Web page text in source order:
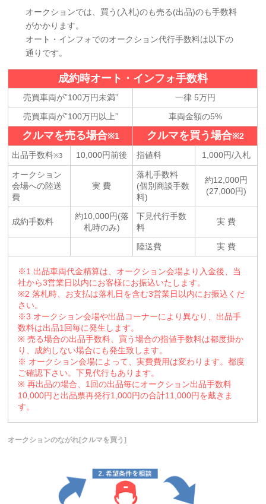
オークションでは、買う(入札)のも売る(出品)のも手数料
がかかります。
オート・インフォでのオークション代行手数料は以下の
通りです。
成約時オート・インフォ手数料
売買車両が”100万円未満”
一律 5万円
売買車両が”100万円以上”
車両金額の5%
クルマを売る場合※1 クルマを買う場合※2
出品手数料※3 10,000円前後 指値料 1,000円/入札
オークション
会場への陸送
費
実 費
落札手数料
(個別商談手数
料)
約12,000円
(27,000円)
成約手数料
約10,000円(落
札時のみ)
下見代行手数
料
実 費
陸送費 実 費
※1 出品車両代金精算は、オークション会場より入金後、当
社から3営業日以内にお客様にお振込いたします。
※2 落札時、お支払は落札日を含む3営業日以内にお振込くだ
さい。
※3 オークション会場や出品コーナーにより異なり、出品手
数料は出品1回毎に発生します。
※ 売る場合の出品手数料、買う場合の指値手数料は都度掛か
り、成約しない場合にも発生致します。
※ オークション会場によって、実費費用は変わります。都度
ご確認下さい。下見代行もあります。
※ 再出品の場合、1回の出品毎にオークション出品手数料
10,000円と出品票再発行1,000円の合計11,000円を戴きま
す。
オークションのながれ[クルマを買う]